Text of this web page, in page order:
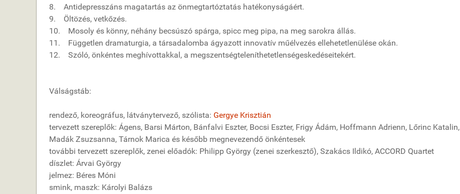
8. Antidepresszáns magatartás az önmegtartóztatás hatékonyságáért.
9. Öltözés, vetkőzés.
10. Mosoly és könny, néhány becsúszó spárga, spicc meg pipa, na meg sarokra állás.
11. Független dramaturgia, a társadalomba ágyazott innovatív műélvezés ellehetetlenülése okán.
12. Szóló, önkéntes meghívottakkal, a megszentségteleníthetetlenségeskedéseitekért.
Válságstáb:
rendező, koreográfus, látványtervező, szólista: Gergye Krisztián
tervezett szereplők: Ágens, Barsi Márton, Bánfalvi Eszter, Bocsi Eszter, Frigy Ádám, Hoffmann Adrienn, Lőrinc Katalin,
Madák Zsuzsanna, Tárnok Marica és később megnevezendő önkéntesek
további tervezett szereplők, zenei előadók: Philipp György (zenei szerkesztő), Szakács Ildikó, ACCORD Quartet
díszlet: Árvai György
jelmez: Béres Móni
smink, maszk: Károlyi Balázs